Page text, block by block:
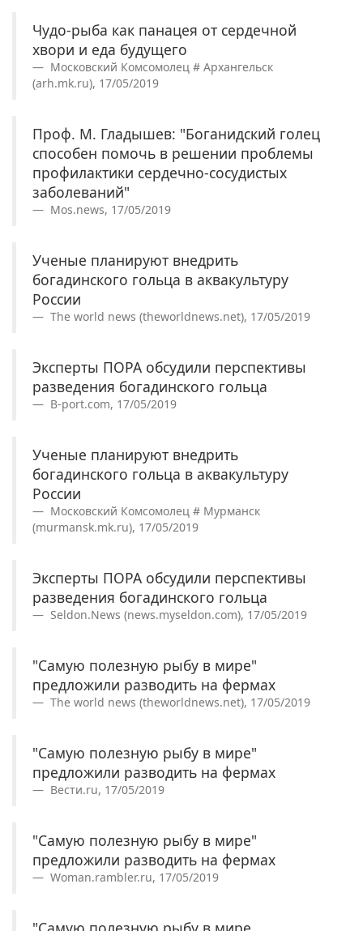
Чудо-рыба как панацея от сердечной
хвори и еда будущего
Московский Комсомолец # Архангельск
(arh.mk.ru), 17/05/2019
Проф. М. Гладышев: "Боганидский голец
способен помочь в решении проблемы
профилактики сердечно-сосудистых
заболеваний"
Mos.news, 17/05/2019
Ученые планируют внедрить
богадинского гольца в аквакультуру
России
The world news (theworldnews.net), 17/05/2019
Эксперты ПОРА обсудили перспективы
разведения богадинского гольца
B-port.com, 17/05/2019
Ученые планируют внедрить
богадинского гольца в аквакультуру
России
Московский Комсомолец # Мурманск
(murmansk.mk.ru), 17/05/2019
Эксперты ПОРА обсудили перспективы
разведения богадинского гольца
Seldon.News (news.myseldon.com), 17/05/2019
"Самую полезную рыбу в мире"
предложили разводить на фермах
The world news (theworldnews.net), 17/05/2019
"Самую полезную рыбу в мире"
предложили разводить на фермах
Вести.ru, 17/05/2019
"Самую полезную рыбу в мире"
предложили разводить на фермах
Woman.rambler.ru, 17/05/2019